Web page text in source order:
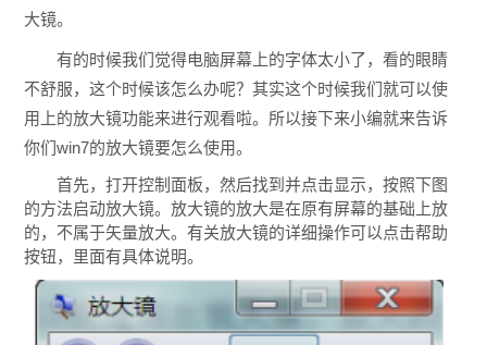
大镜。
有的时候我们觉得电脑屏幕上的字体太小了，看的眼睛
不舒服，这个时候该怎么办呢？其实这个时候我们就可以使
用上的放大镜功能来进行观看啦。所以接下来小编就来告诉
你们win7的放大镜要怎么使用。
首先，打开控制面板，然后找到并点击显示，按照下图
的方法启动放大镜。放大镜的放大是在原有屏幕的基础上放
的，不属于矢量放大。有关放大镜的详细操作可以点击帮助
按钮，里面有具体说明。